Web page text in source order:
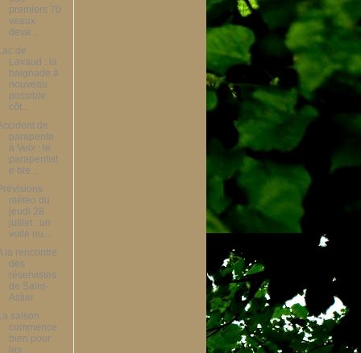
premiers 70
veaux
deva...
de
Lavaud : la
baignade à
nouveau
possible
côt...
de
parapente
à Veix : le
parapentist
e ble...
météo du
jeudi 28
juillet : un
voile nu...
la rencontre
des
réservistes
de Saint-
Astier
saison
commence
bien pour
les